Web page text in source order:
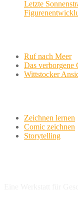
Letzte
Ruf nach Meer
Das verborgene
Wittstocker
Zeichnen lernen
Comic zeichnen
Storytelling